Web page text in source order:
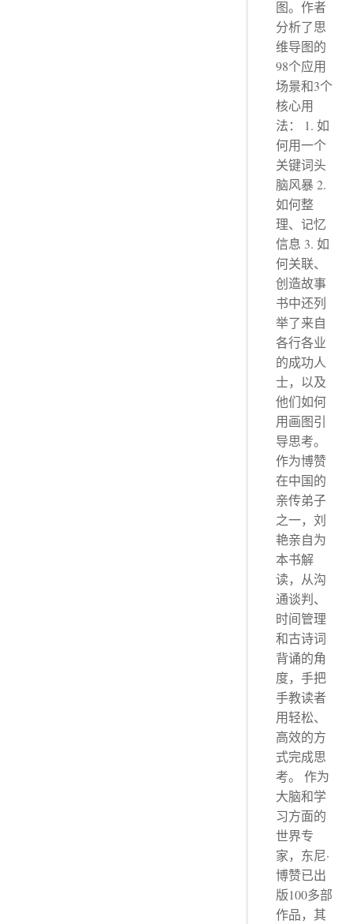
图。作者
分析了思
维导图的
98个应用
场景和3个
核心用
法： 1. 如
何用一个
关键词头
脑风暴 2.
如何整
理、记忆
信息 3. 如
何关联、
创造故事
书中还列
举了来自
各行各业
的成功人
士，以及
他们如何
用画图引
导思考。
作为博赞
在中国的
亲传弟子
之一，刘
艳亲自为
本书解
读，从沟
通谈判、
时间管理
和古诗词
背诵的角
度，手把
手教读者
用轻松、
高效的方
式完成思
考。 作为
大脑和学
习方面的
世界专
家，东尼·
博赞已出
版100多部
作品，其